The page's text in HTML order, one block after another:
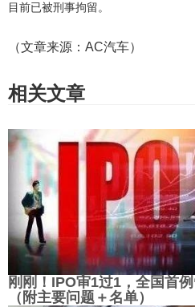
目前已被刑事拘留。
（文章来源：AC汽车）
相关文章
刚刚！IPO审1过1，全国首
（附主要问题＋名单）